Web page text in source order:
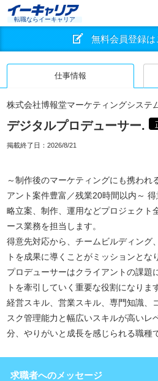
転職ならイーキャリア
無料会員登録は
仕事情報
株式会社博報堂マーケティングシステ
デジタルプロデューサー.
掲載終了日： 2026/8/21
～制作後のマーケティングにも携われ
アント案件豊富／残業20時間以内～
略立案、制作、運用などプロジェクト
ース業務を担当します。
得意先対応から、チームビルディング
トを成果に導くことがミッションとな
プロデューサーはクライアントの課題
トを牽引していく重要な役割になりま
経営スキル、営業スキル、専門知識、
スク管理能力と幅広いスキルが高いレ
分、やりがいと成長を感じられる職種
求職者へのメッセージ